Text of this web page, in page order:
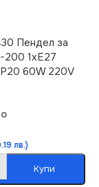
Пендел за
200 1xE27
60W 220V
лв.)
Купи